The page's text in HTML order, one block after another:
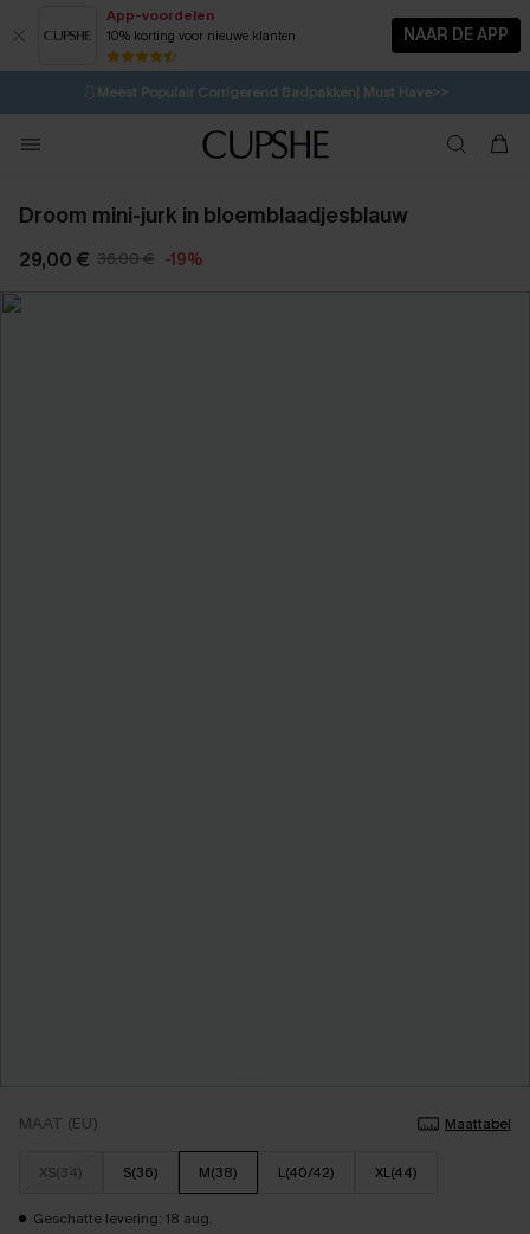
App-voordelen
10% korting voor nieuwe klanten NAAR DE APP
⚡️LAATSTE KANS | Tot 50% korting>>
🩱Meest Populair Corrigerend Badpakken| Must Have>>
💌Abonneer je & ontvang tot 15% korting>>
Koop 3, krijg 15% korting | CODE: SW15
Droom mini-jurk in bloemblaadjesblauw
29,00 € 36,00 € -19%
MAAT (EU) Maattabel
XS(34) S(36) M(38) L(40/42) XL(44)
Geschatte levering: 18 aug.